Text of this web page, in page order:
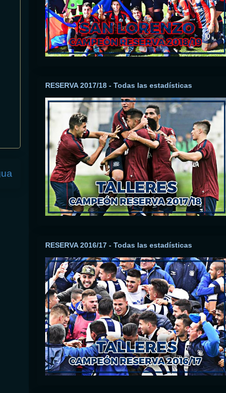
RESERVA 2017/18 - Todas las estadísticas
RESERVA 2016/17 - Todas las estadísticas